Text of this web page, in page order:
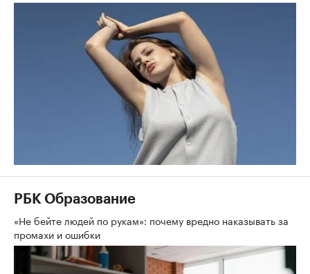
РБК Образование
«Не бейте людей по рукам»: почему вредно наказывать за
промахи и ошибки